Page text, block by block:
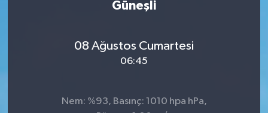
Güneşli
08 Ağustos Cumartesi
06:45
Nem: %93, Basınç: 1010 hpa hPa,